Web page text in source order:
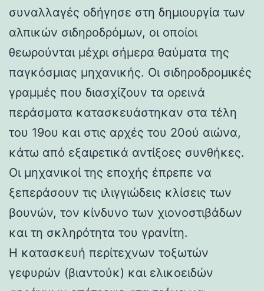
συναλλαγές οδήγησε στη δημιουργία των
αλπικών σιδηροδρόμων, οι οποίοι
θεωρούνται μέχρι σήμερα θαύματα της
παγκόσμιας μηχανικής. Οι σιδηροδρομικές
γραμμές που διασχίζουν τα ορεινά
περάσματα κατασκευάστηκαν στα τέλη
του 19ου και στις αρχές του 20ού αιώνα,
κάτω από εξαιρετικά αντίξοες συνθήκες.
Οι μηχανικοί της εποχής έπρεπε να
ξεπεράσουν τις ιλιγγιώδεις κλίσεις των
βουνών, τον κίνδυνο των χιονοστιβάδων
και τη σκληρότητα του γρανίτη.
Η κατασκευή περίτεχνων τοξωτών
γεφυρών (βιαντούκ) και ελικοειδών